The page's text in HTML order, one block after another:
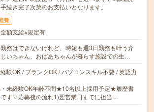
続き完了次第のお支払いとなります。
費
額支給※規定有
勤務はできないけれど、時短も週3日勤務も叶う介
いちゃん、おばあちゃんが暮らす施設での生…
験OK / ブランクOK / パソコンスキル不要 / 英語力
未経験OK年齢不問★10名以上採用予定★履歴書
す▽応募後の流れ1)翌営業日までに担当…